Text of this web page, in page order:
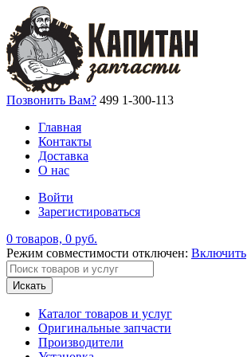
Позвонить Вам? 499 1-300-113
Главная
Контакты
Доставка
О нас
Войти
Зарегистироваться
0 товаров, 0 руб.
Режим совместимости отключен: Включить
Искать
Каталог товаров и услуг
Оригинальные запчасти
Производители